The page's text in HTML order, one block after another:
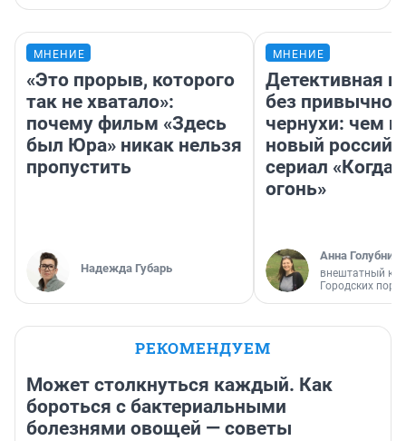
МНЕНИЕ
«Это прорыв, которого
так не хватало»:
почему фильм «Здесь
был Юра» никак нельзя
пропустить
Надежда Губарь
МНЕНИЕ
Детективная
без привычной
чернухи: чем
новый
сериал «Когда
огонь»
Анна
внештатный
Городских
РЕКОМЕНДУЕМ
Может столкнуться каждый. Как
бороться с бактериальными
болезнями овощей — советы